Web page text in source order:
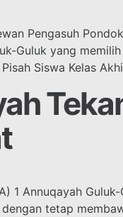
Pengasuh
Guluk yang
Siswa Kelas
1 Annuqayah
tetap